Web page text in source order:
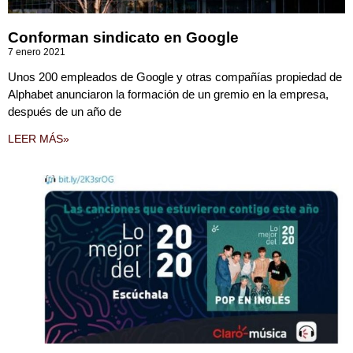
Conforman sindicato en Google
7 enero 2021
Unos 200 empleados de Google y otras compañías propiedad de
Alphabet anunciaron la formación de un gremio en la empresa,
después de un año de
LEER MÁS»